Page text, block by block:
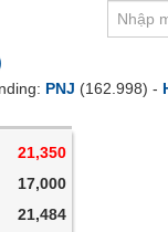
21,350
17,000
21,484
PNJ (162.998) -
NGHIỆP
SINH
PHIẾU
CỤ ĐẦU TƯ